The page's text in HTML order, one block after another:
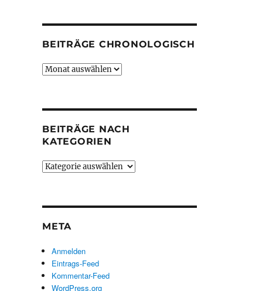
BEITRÄGE CHRONOLOGISCH
Beiträge
BEITRÄGE NACH
KATEGORIEN
Beiträge
META
Anmelden
Eintrags-Feed
Kommentar-Feed
WordPress.org